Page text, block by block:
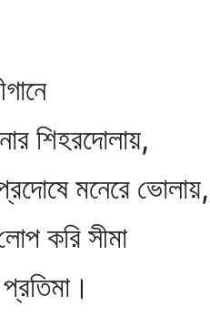
শিহরদোলায়,
মনেরে ভোলায়,
সীমা